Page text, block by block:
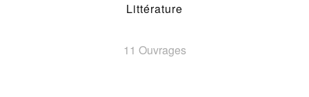
Littérature
11 Ouvrages